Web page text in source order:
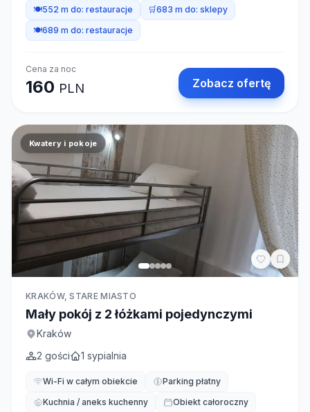
🍽️552 m do: restauracje 🛒683 m do: sklepy
🍽️689 m do: restauracje
Cena za noc
160 PLN Zobacz ofertę
Kwatery i pokoje
KRAKÓW, STARE MIASTO
Mały pokój z 2 łóżkami pojedynczymi
Kraków
2 gości 1 sypialnia
Wi-Fi w całym obiekcie
Parking płatny
Kuchnia / aneks kuchenny
Obiekt całoroczny